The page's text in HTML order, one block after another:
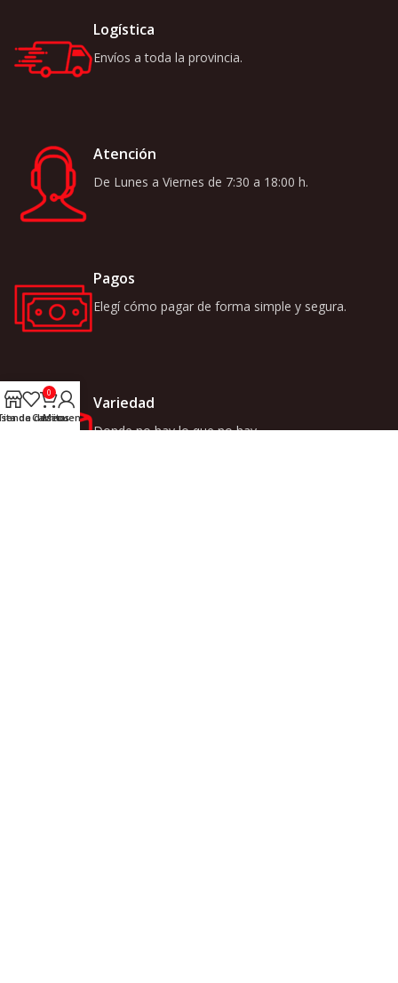
Logística
Envíos a toda la provincia.
Atención
De Lunes a Viernes de 7:30 a 18:00 h.
Pagos
Elegí cómo pagar de forma simple y segura.
Variedad
Donde no hay lo que no hay.
de deseos
0
Carrito
Mi cuenta